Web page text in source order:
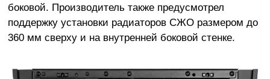
боковой. Производитель также предусмотрел
поддержку установки радиаторов СЖО размером до
360 мм сверху и на внутренней боковой стенке.